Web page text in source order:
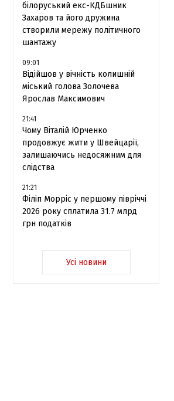
білоруський екс-КДБшник
Захаров та його дружина
створили мережу політичного
шантажу
09:01
Відійшов у вічність колишній
міський голова Золочева
Ярослав Максимович
21:41
Чому Віталій Юрченко
продовжує жити у Швейцарії,
залишаючись недосяжним для
слідства
21:21
Філіп Морріс у першому півріччі
2026 року сплатила 31.7 млрд
грн податків
Усі новини